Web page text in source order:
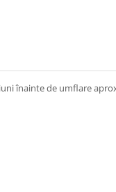
înainte de umflare